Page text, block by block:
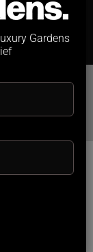
Reserved |
Gardens